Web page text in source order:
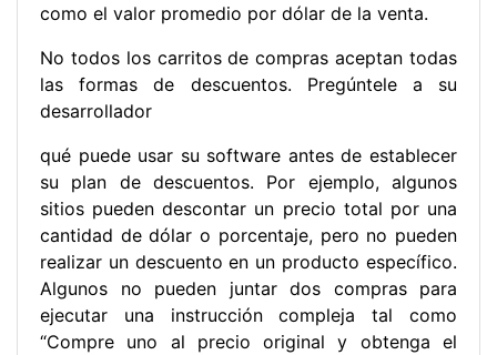
como el valor promedio por dólar de la venta.
No todos los carritos de compras aceptan todas
las formas de descuentos. Pregúntele a su
desarrollador
qué puede usar su software antes de establecer
su plan de descuentos. Por ejemplo, algunos
sitios pueden descontar un precio total por una
cantidad de dólar o porcentaje, pero no pueden
realizar un descuento en un producto específico.
Algunos no pueden juntar dos compras para
ejecutar una instrucción compleja tal como
“Compre uno al precio original y obtenga el